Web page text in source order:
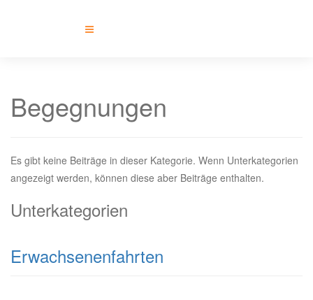
Begegnungen
Es gibt keine Beiträge in dieser Kategorie. Wenn Unterkategorien
angezeigt werden, können diese aber Beiträge enthalten.
Unterkategorien
Erwachsenenfahrten